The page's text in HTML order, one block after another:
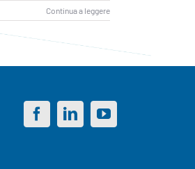
Continua a leggere